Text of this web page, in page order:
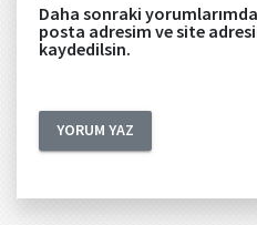
Daha sonraki
posta adresim ve site
kaydedilsin.